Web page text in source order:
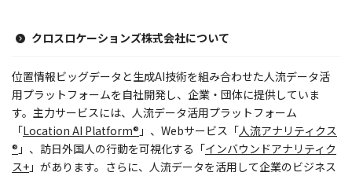
クロスロケーションズ株式会社について
位置情報ビッグデータと生成AI技術を組み合わせた人流データ活
用プラットフォームを自社開発し、企業・団体に提供していま
す。主力サービスには、人流データ活用プラットフォーム
「Location AI Platform® 」、Webサービス「人流アナリティクス
® 」、訪日外国人の行動を可視化する「インバウンドアナリティク
ス+ 」があります。さらに、人流データを活用して企業のビジネス